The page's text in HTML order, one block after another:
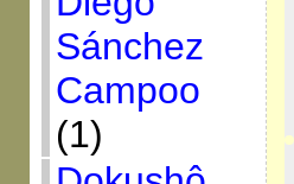
Sánchez
Campoo
(1)